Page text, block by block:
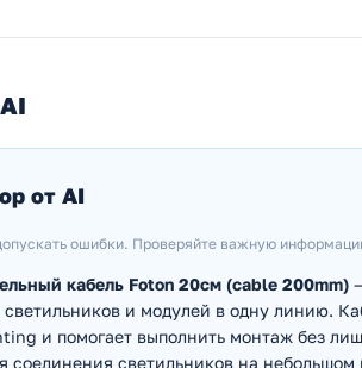
от AI
ошибки. Проверяйте важную
кабель Foton 20см (cable 200mm)
и модулей в одну линию.
и помогает выполнить монтаж без
соединения светильников на